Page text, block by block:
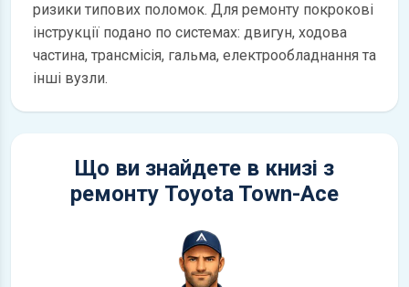
ризики типових поломок. Для ремонту покрокові
інструкції подано по системах: двигун, ходова
частина, трансмісія, гальма, електрообладнання та
інші вузли.
Що ви знайдете в книзі з
ремонту Toyota Town-Ace